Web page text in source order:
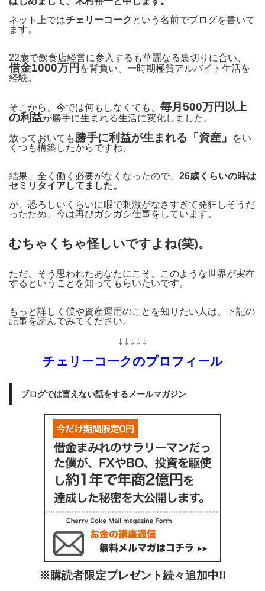
ネット上ではチェリーコーク という名前でブログを書いて
ます。
22歳で飲食店経営に参入するも華麗なる裏切りに合い、
借金1000万円 を背負い、一時期極貧アルバイト生活を
経験。
そこから、今では何もしなくても、 毎月500万円以上
の利益が勝手に生まれる生活に変化しました。
放っておいても 勝手に利益が生まれる「資産」
をい
くつも構築したからですね。
結果、全く働く必要がなくなったので、 26歳くらいの時は
セミリタイアしてました。
が、恐ろしいくらいに暇で刺激がなさすぎて発狂しそうだ
ったため、今は再びガシガシ仕事をしています。
むちゃくちゃ怪しいですよね(笑)。
ただ、そう思われたあなたにこそ、このような世界が実在
するということを知ってもらいたいです。
もっと詳しく僕や資産運用のことを知りたい人は、下記の
記事を読んでみてください。
↓↓↓↓↓
チェリーコークのプロフィール
ブログでは言えない話をするメールマガジン
※購読者限定プレゼント続々追加中!!